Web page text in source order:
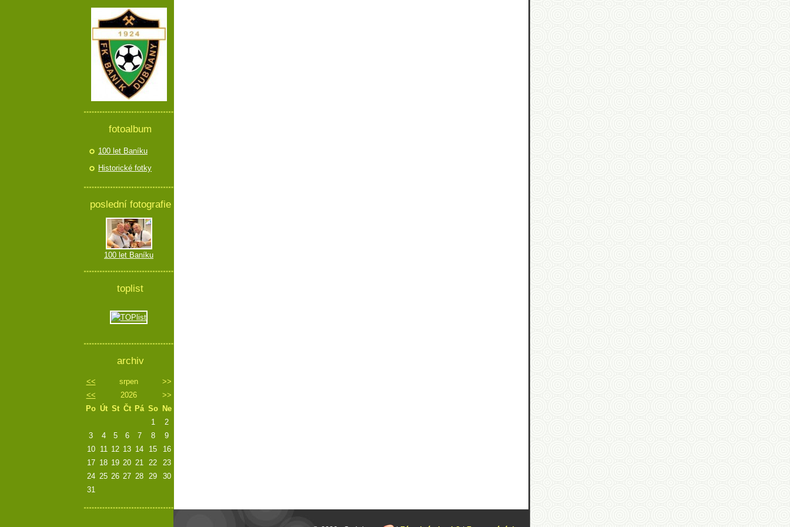
fotoalbum
100 let Baníku
Historické fotky
poslední fotografie
100 let Baníku
toplist
archiv
<< srpen
>>
<<
2026
>>
Po Út St Čt Pá So
Ne
1
2
3
4 5 6 7 8
9
10
11 12 13 14 15
16
17 18 19 20 21 22
23
24 25 26 27 28 29
30
31